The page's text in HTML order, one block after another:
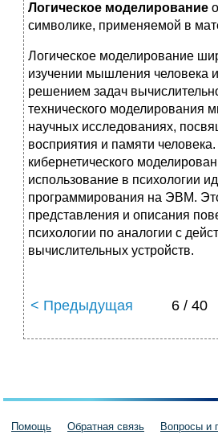
Логическое моделирование
символике, применяемой в
Логическое моделирование
изучении мышления человека
решением задач
технического моделирования
научных исследованиях,
восприятия и памяти
кибернетического
использование в психологии
программирования на ЭВМ.
представления и описания
психологии по аналогии с
вычислительных устройств.
< Предыдущая 6 / 40
Помощь Обратная связь Вопросы и